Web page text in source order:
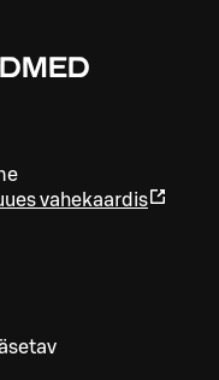
vahekaardis